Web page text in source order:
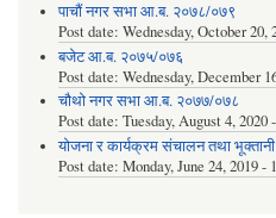
पाचौं नगर सभा आ.ब. २०७८/०७९
Post date: Wednesday, October 20,
बजेट आ.ब. २०७५/०७६
Post date: Wednesday, December
चौथो नगर सभा आ.ब. २०७७/०७८
Post date: Tuesday, August 4, 2020
योजना र कार्यक्रम संचालन तथा
Post date: Monday, June 24, 2019 -